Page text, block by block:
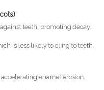
teeth, promoting decay.
is less likely to cling to teeth.
enamel erosion.